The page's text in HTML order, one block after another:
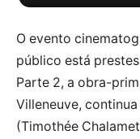
O evento
público está
Parte 2, a obra-
Villeneuve,
(Timothée